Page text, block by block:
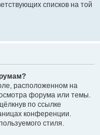
списков на той
расположенном на
форума или темы.
по ссылке
конференции.
стиля.